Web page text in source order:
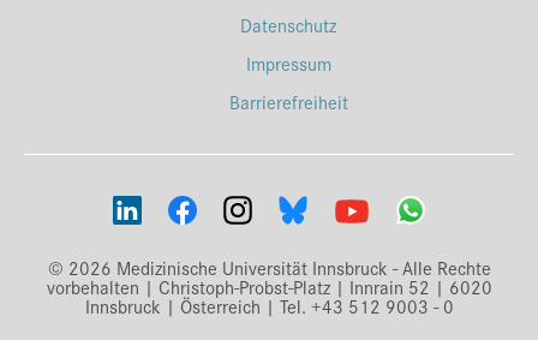
Datenschutz
Impressum
Barrierefreiheit
© 2026 Medizinische Universität Innsbruck - Alle Rechte
vorbehalten | Christoph-Probst-Platz | Innrain 52 | 6020
Innsbruck | Österreich | Tel. +43 512 9003 - 0